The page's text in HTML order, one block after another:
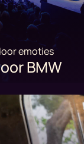
emoties
BMW